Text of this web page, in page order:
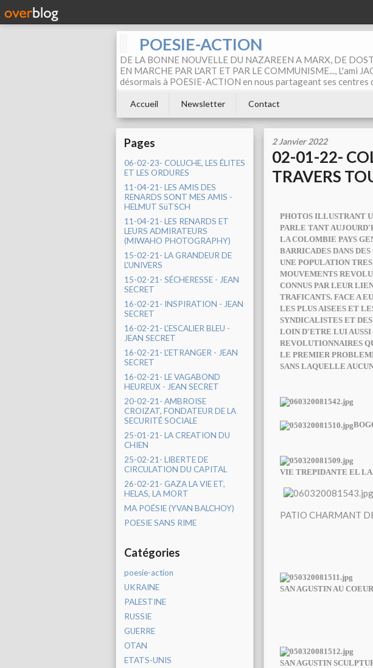
POESIE-ACTION
DE LA BONNE NOUVELLE DU NAZAREEN A MARX, DE
EN MARCHE PAR L'ART ET PAR LE COMMUNISME..., L'ami
désormais à POESIE-ACTION en nous partageant ses
Accueil Newsletter Contact
Pages
06-02-23- COLUCHE, LES ÉLITES
ET LES ORDURES
11-04-21- LES AMIS DES
RENARDS SONT MES AMIS -
HELMUT SüTSCH
11-04-21- LES RENARDS ET
LEURS ADMIRATEURS
(MIWAHO PHOTOGRAPHY)
15-02-21- LA GRANDEUR DE
L'UNIVERS
15-02-21- SÉCHERESSE - JEAN
SECRET
16-02-21- INSPIRATION - JEAN
SECRET
16-02-21- L'ESCALIER BLEU -
JEAN SECRET
16-02-21- L'ETRANGER - JEAN
SECRET
16-02-21- LE VAGABOND
HEUREUX - JEAN SECRET
20-02-21- AMBROISE
CROIZAT, FONDATEUR DE LA
SECURITÉ SOCIALE
25-01-21- LA CREATION DU
CHIEN
25-02-21- LIBERTE DE
CIRCULATION DU CAPITAL
26-02-21- GAZA LA VIE ET,
HELAS, LA MORT
MA POÉSIE (YVAN BALCHOY)
POESIE SANS RIME
Catégories
poesie-action
UKRAINE
PALESTINE
RUSSIE
GUERRE
OTAN
ETATS-UNIS
2 Janvier 2022
02-01-22-
TRAVERS
PHOTOS ILLUSTRANT
PARLE TANT
LA COLOMBIE PAYS
BARRICADES DANS
UNE POPULATION
MOUVEMENTS
CONNUS PAR LEUR
TRAFICANTS. FACE A
LES PLUS AISEES ET
SYNDICALISTES ET
LOIN D'ETRE LUI
REVOLUTIONNAIRES
LE PREMIER
SANS LAQUELLE
VIE TREPIDANTE EL
PATIO CHARMANT
SAN AGUSTIN AU
SAN AGUSTIN